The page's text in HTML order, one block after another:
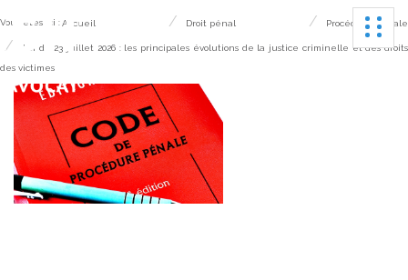
Vous êtes ici :Accueil Droit pénal Procédure pénale
Loi du 23 juillet 2026 : les principales évolutions de la justice criminelle et des droits
des victimes